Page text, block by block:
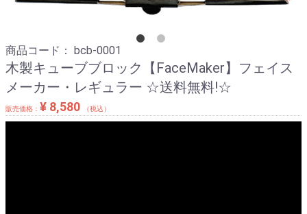
商品コード： bcb-0001
木製キューブブロック【FaceMaker】フェイス
メーカー・レギュラー ☆送料無料!☆
販売価格： ¥ 8,580 （税込）